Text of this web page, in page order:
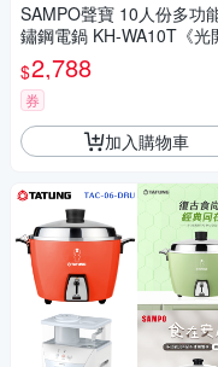
SAMPO聲寶 10人份多功
鏽鋼電鍋 KH-WA10T《光
就很忙了 同款》
$2,788
券
加入購物車